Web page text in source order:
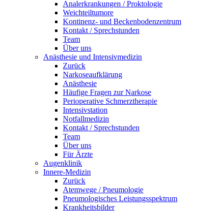
Analerkrankungen / Proktologie
Weichteiltumore
Kontinenz- und Beckenbodenzentrum
Kontakt / Sprechstunden
Team
Über uns
Anästhesie und Intensivmedizin
Zurück
Narkoseaufklärung
Anästhesie
Häufige Fragen zur Narkose
Perioperative Schmerztherapie
Intensivstation
Notfallmedizin
Kontakt / Sprechstunden
Team
Über uns
Für Ärzte
Augenklinik
Innere-Medizin
Zurück
Atemwege / Pneumologie
Pneumologisches Leistungsspektrum
Krankheitsbilder